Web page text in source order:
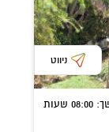
ניווט
: 08:00 שעות